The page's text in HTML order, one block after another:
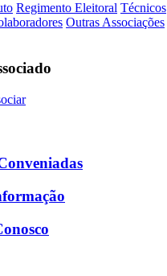
Regimento Eleitoral Técnicos
Outras Associações